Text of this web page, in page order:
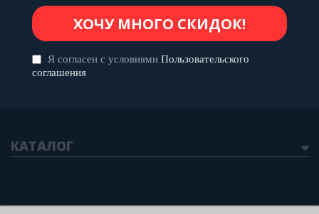
Я согласен с условиями Пользовательского
соглашения
КАТАЛОГ